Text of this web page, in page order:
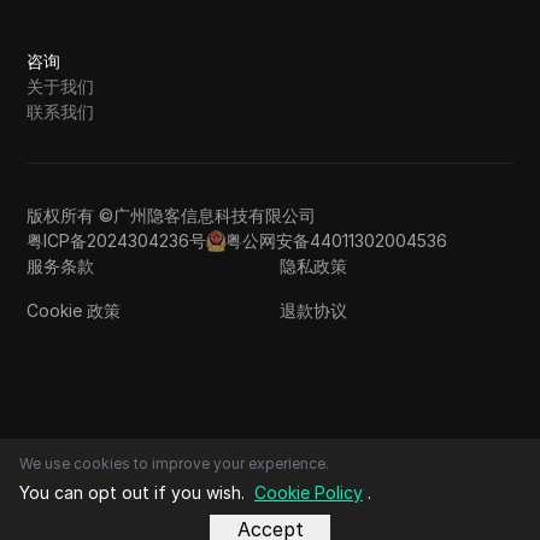
咨询
关于我们
联系我们
版权所有 ©广州隐客信息科技有限公司
粤ICP备2024304236号
粤公网安备44011302004536
服务条款
隐私政策
Cookie 政策 退款协议
We use cookies to improve your experience.
You can opt out if you wish. Cookie Policy .
Accept